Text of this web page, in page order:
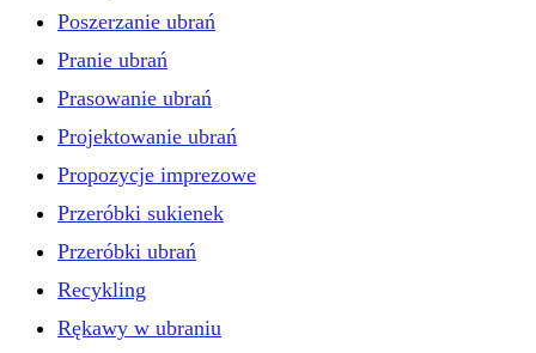
Poszerzanie ubrań
Pranie ubrań
Prasowanie ubrań
Projektowanie ubrań
Propozycje imprezowe
Przeróbki sukienek
Przeróbki ubrań
Recykling
Rękawy w ubraniu